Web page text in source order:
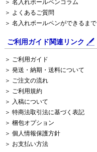
＞ 名入れボールペンコラム
＞ よくあるご質問
＞ 名入れボールペンができるまで
ご利用ガイド関連リンク
＞ ご利用ガイド
＞ 発送・納期・送料について
＞ ご注文の流れ
＞ ご利用規約
＞ 入稿について
＞ 特商法取引法に基づく表記
＞ 梱包オプション
＞ 個人情報保護方針
＞ お支払い方法